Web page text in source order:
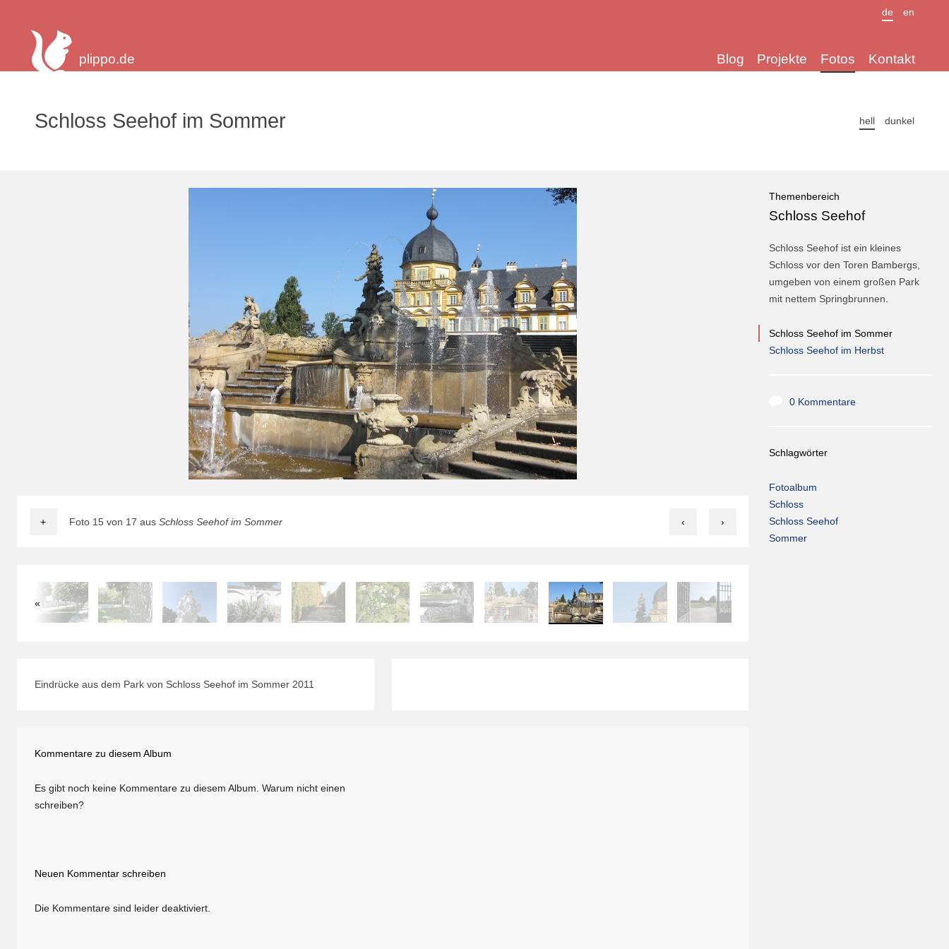
plippo.de Blog Projekte Fotos Kontakt
de en
Schloss Seehof im Sommer hell dunkel
Foto 15 von 17 aus Schloss Seehof im Sommer
+ ‹ ›
«
Eindrücke aus dem Park von Schloss Seehof im Sommer 2011
Themenbereich
Schloss Seehof
Schloss Seehof ist ein kleines
Schloss vor den Toren Bam­bergs,
um­ge­ben von einem großen Park
mit nettem Spring­brun­nen.
Schloss Seehof im Sommer
Schloss Seehof im Herbst
0 Kommentare
Schlagwörter
Fotoalbum
Schloss
Schloss Seehof
Sommer
Kommentare zu diesem Album
Es gibt noch keine Kommentare zu diesem Album. Warum nicht einen
schreiben?
Neuen Kommentar schreiben
Die Kommentare sind leider deaktiviert.